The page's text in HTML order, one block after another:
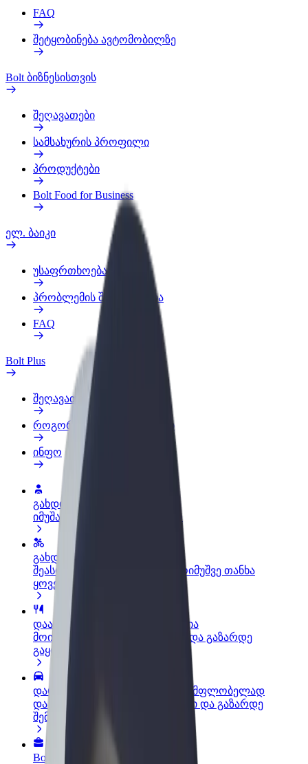
FAQ
შეტყობინება ავტომობილზე
Bolt ბიზნესისთვის
შეღავათები
სამსახურის პროფილი
პროდუქტები
Bolt Food for Business
ელ. ბაიკი
უსაფრთხოება
პრობლემის შეტყობინება
FAQ
Bolt Plus
შეღავათები
როგორ გავხდე გამომწერი
ინფო
გახდი პარტნიორი მძღოლი
იმუშავე საკუთარი გრაფიკით
გახდი კურიერი
შეასრულე შეკვეთები და გამოიმუშვე თანხა
ყოველკვირეულად
დაამატე რესტორანი ან მაღაზია
მოიზიდე მეტი მომხმარებელი და გაზარდე
გაყიდვები
დარეგისტრირდი ავტოპარკის მფლობელად
დაამატე შენი ავტოპარკი Bolt-ში და გაზარდე
შემოსავალი
Bolt ბიზნესისთვის